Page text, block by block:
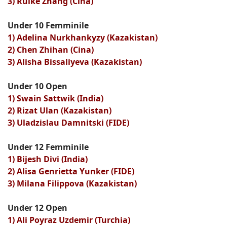
Under 10 Femminile
1) Adelina Nurkhankyzy (Kazakistan)
2) Chen Zhihan (Cina)
3) Alisha Bissaliyeva (Kazakistan)
Under 10 Open
1) Swain Sattwik (India)
2) Rizat Ulan (Kazakistan)
3) Uladzislau Damnitski (FIDE)
Under 12 Femminile
1) Bijesh Divi (India)
2) Alisa Genrietta Yunker (FIDE)
3) Milana Filippova (Kazakistan)
Under 12 Open
1) Ali Poyraz Uzdemir (Turchia)